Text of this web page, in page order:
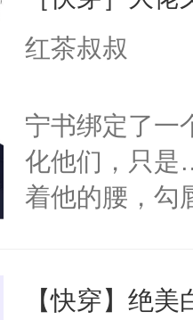
红茶叔叔
宁书绑定了一
化他们，只是
着他的腰，勾
来，给老公
【快穿】绝